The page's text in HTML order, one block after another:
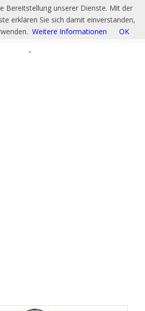
Bereitstellung unserer Dienste. Mit der
erklären Sie sich damit einverstanden,
Weitere Informationen OK